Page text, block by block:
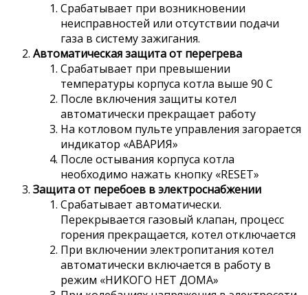
Срабатывает при возникновении
неисправностей или отсутствии подачи
газа в систему зажигания.
Автоматическая защита от перегрева
Срабатывает при превышении
температуры корпуса котла выше 90 С
После включения защиты котел
автоматически прекращает работу
На котловом пульте управления загорается
индикатор «АВАРИЯ»
После остывания корпуса котла
необходимо нажать кнопку «RESET»
Защита от перебоев в электроснабжении
Срабатывает автоматически.
Перекрывается газовый клапан, процесс
горения прекращается, котел отключается
При включении электропитания котел
автоматически включается в работу в
режим «НИКОГО НЕТ ДОМА»